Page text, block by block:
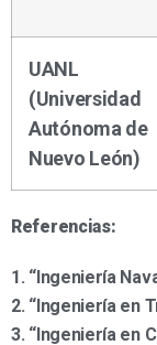
UANL
(Universidad
Autónoma de
Nuevo León)
Referencias:
1. “Ingeniería
2. “Ingeniería en
3. “Ingeniería en